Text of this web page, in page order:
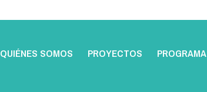
QUIÉNES SOMOS PROYECTOS PROGRAMA